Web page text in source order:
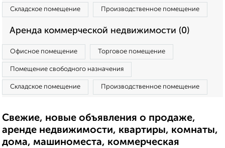
Складское помещение Производственное помещение
Аренда коммерческой недвижимости (0)
Офисное помещение Торговое помещение
Помещение свободного назначения
Складское помещение Производственное помещение
Свежие, новые объявления о продаже,
аренде недвижимости, квартиры, комнаты,
дома, машиноместа, коммерческая